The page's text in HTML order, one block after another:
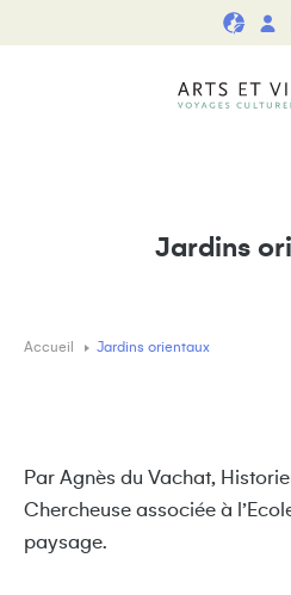
Jardins
Accueil Jardins orientaux
Par Agnès du Vachat,
Chercheuse associée à
paysage.